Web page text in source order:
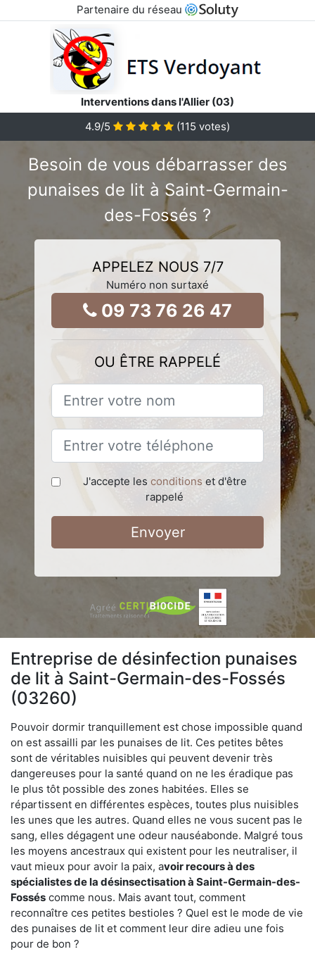
Partenaire du réseau
Interventions dans l'Allier (03)
4.9/5 (115 votes)
Besoin de vous débarrasser des
punaises de lit à Saint-Germain-
des-Fossés ?
APPELEZ NOUS 7/7
Numéro non surtaxé
09 73 76 26 47
OU ÊTRE RAPPELÉ
J'accepte les conditions et d'être
rappelé
Envoyer
Entreprise de désinfection punaises
de lit à Saint-Germain-des-Fossés
(03260)
Pouvoir dormir tranquillement est chose impossible quand
on est assailli par les punaises de lit. Ces petites bêtes
sont de véritables nuisibles qui peuvent devenir très
dangereuses pour la santé quand on ne les éradique pas
le plus tôt possible des zones habitées. Elles se
répartissent en différentes espèces, toutes plus nuisibles
les unes que les autres. Quand elles ne vous sucent pas le
sang, elles dégagent une odeur nauséabonde. Malgré tous
les moyens ancestraux qui existent pour les neutraliser, il
vaut mieux pour avoir la paix, avoir recours à des
spécialistes de la désinsectisation à Saint-Germain-des-
Fossés comme nous. Mais avant tout, comment
reconnaître ces petites bestioles ? Quel est le mode de vie
des punaises de lit et comment leur dire adieu une fois
pour de bon ?